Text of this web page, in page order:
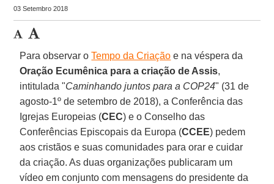
03 Setembro 2018
Para observar oTempo da Criação e na véspera da
Oração Ecumênica para a criação de Assis,
intitulada "Caminhando juntos para a COP24" (31 de
agosto-1º de setembro de 2018), a Conferência das
Igrejas Europeias (CEC) e o Conselho das
Conferências Episcopais da Europa (CCEE) pedem
aos cristãos e suas comunidades para orar e cuidar
da criação. As duas organizações publicaram um
vídeo em conjunto com mensagens do presidente da